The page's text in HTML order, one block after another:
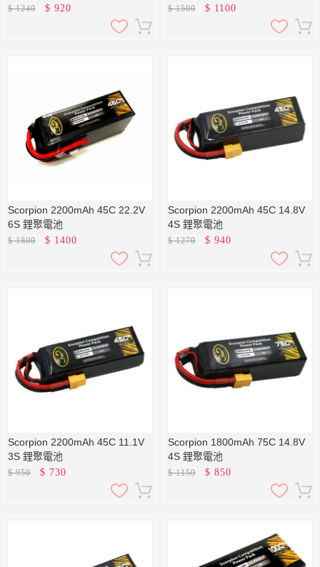
$1240 $ 920 $1500 $ 1100
Scorpion 2200mAh 45C 22.2V
6S 鋰聚電池
$1800 $ 1400
Scorpion 2200mAh 45C 14.8V
4S 鋰聚電池
$1270 $ 940
Scorpion 2200mAh 45C 11.1V
3S 鋰聚電池
$950 $ 730
Scorpion 1800mAh 75C 14.8V
4S 鋰聚電池
$1150 $ 850